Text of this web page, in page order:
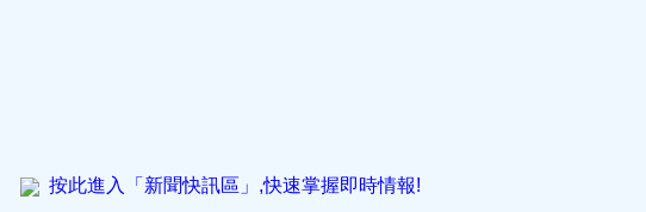
按此進入「新聞快訊區」,快速掌握即時情報!